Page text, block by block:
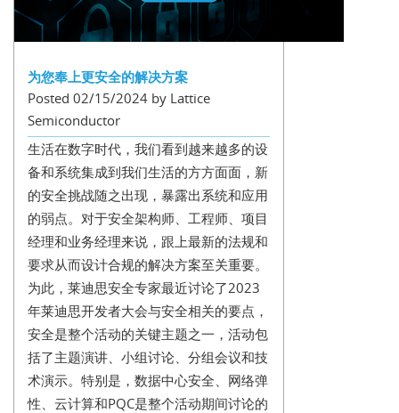
为您奉上更安全的解决方案
Posted 02/15/2024 by Lattice
Semiconductor
生活在数字时代，我们看到越来越多的设
备和系统集成到我们生活的方方面面，新
的安全挑战随之出现，暴露出系统和应用
的弱点。对于安全架构师、工程师、项目
经理和业务经理来说，跟上最新的法规和
要求从而设计合规的解决方案至关重要。
为此，莱迪思安全专家最近讨论了2023
年莱迪思开发者大会与安全相关的要点，
安全是整个活动的关键主题之一，活动包
括了主题演讲、小组讨论、分组会议和技
术演示。特别是，数据中心安全、网络弹
性、云计算和PQC是整个活动期间讨论的